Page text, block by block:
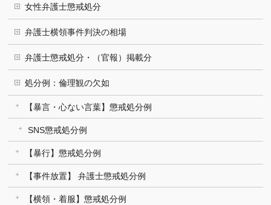
女性弁護士懲戒処分
弁護士横領事件判決の相場
弁護士懲戒処分・（官報）掲載分
処分例：倫理観の欠如
【暴言・心ない言葉】懲戒処分例
SNS懲戒処分例
【暴行】懲戒処分例
【事件放置】 弁護士懲戒処分例
【横領・着服】懲戒処分例